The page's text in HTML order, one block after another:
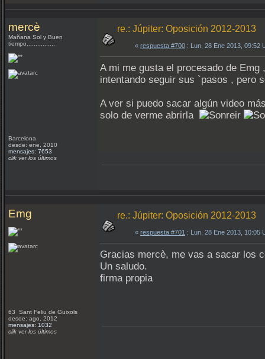
mercè
Mañana Sol y Buen
tiempo................
Barcelona
desde: ene, 2010
mensajes: 7653
clik ver los últimos
re.: Júpiter: Oposición 2012-2013
« respuesta #700 : Lun, 28 Ene 2013, 09:52
A mi me gusta el procesado de
intentando seguir sus `pasos , pero
A ver si puedo sacar algún video
solo de verme abrirla
Emg
63 Sant Feliu de Guixols
desde: ago, 2012
mensajes: 1032
clik ver los últimos
re.: Júpiter: Oposición 2012-2013
« respuesta #701 : Lun, 28 Ene 2013, 10:05
Gracias mercè, me vas a sacar los
Un saludo.
firma propia